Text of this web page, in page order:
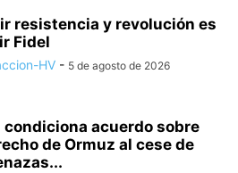
resistencia y revolución es
Fidel
HV - 5 de agosto de 2026
condiciona acuerdo sobre
de Ormuz al cese de